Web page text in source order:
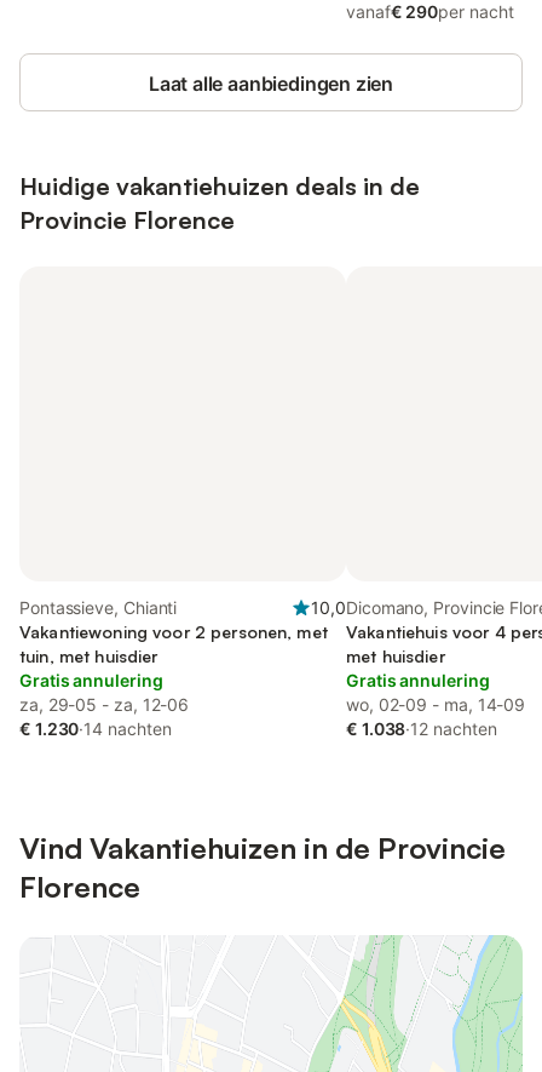
vanaf€ 290per nacht
Laat alle aanbiedingen zien
Huidige vakantiehuizen deals in de
Provincie Florence
Pontassieve, Chianti
10,0
Vakantiewoning voor 2 personen, met
tuin, met huisdier
Gratis annulering
za, 29-05 - za, 12-06
€ 1.230·14 nachten
Dicomano, Provincie
Vakantiehuis voor 4
met huisdier
Gratis annulering
wo, 02-09 - ma, 14-09
€ 1.038·12 nachten
Vind Vakantiehuizen in de Provincie
Florence